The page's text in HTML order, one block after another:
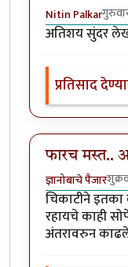
Nitin Palkar
अतिशय सुंदर
प्रतिसाद
फारच मस्त..
ज्ञानोबाचे पैजार
चिकाटीने
रहायचे काही
अंतरावरुन